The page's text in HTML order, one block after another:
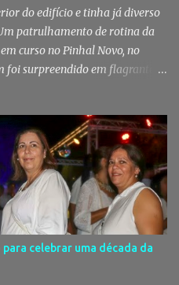
do edifício e tinha já diverso
patrulhamento de rotina da
curso no Pinhal Novo, no
foi surpreendido em flagrante
da GNR termina com
no dia 4 de Agosto, - mas
ação desenvolvida pelo
a GNR, "no âmbito de
da Guarda detetaram
referenciado pela prática de
circunstância que
policiais. Foi no decorrer
um suspeito no interior
celebrar uma década da